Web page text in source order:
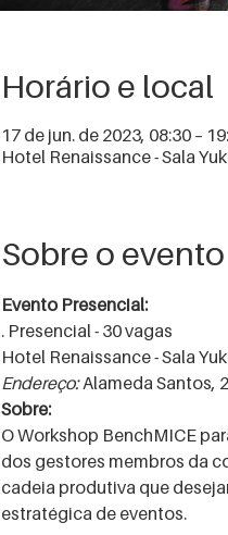
Horário e local
17 de jun. de 2023, 08:30 –
Hotel Renaissance - Sala
Sobre o evento
Evento Presencial:
. Presencial - 30 vagas
Hotel Renaissance - Sala
Endereço: Alameda Santos,
Sobre:
O Workshop BenchMICE
dos gestores membros da
cadeia produtiva que
estratégica de eventos.